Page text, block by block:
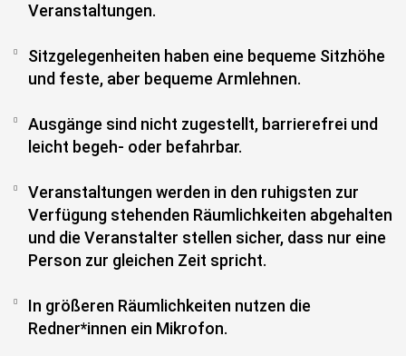
Veranstaltungen.
Sitzgelegenheiten haben eine bequeme Sitzhöhe
und feste, aber bequeme Armlehnen.
Ausgänge sind nicht zugestellt, barrierefrei und
leicht begeh- oder befahrbar.
Veranstaltungen werden in den ruhigsten zur
Verfügung stehenden Räumlichkeiten abgehalten
und die Veranstalter stellen sicher, dass nur eine
Person zur gleichen Zeit spricht.
In größeren Räumlichkeiten nutzen die
Redner*innen ein Mikrofon.